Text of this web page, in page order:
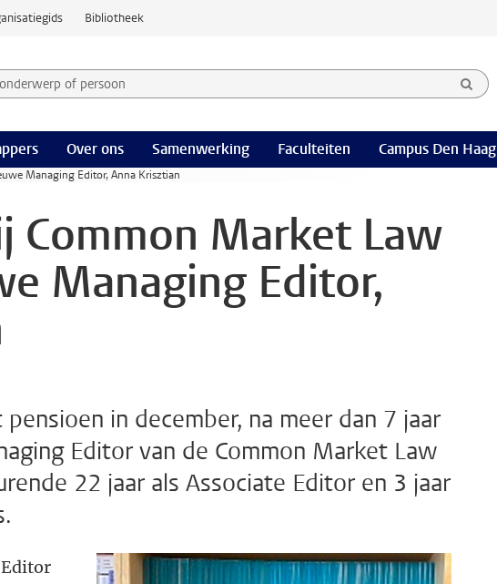
Bibliotheek
of persoon en selecteer categorie
Over ons Samenwerking Faculteiten Campus Den Haag
Managing Editor, Anna Krisztian
Common Market Law
Managing Editor,
in december, na meer dan 7 jaar
Editor van de Common Market Law
22 jaar als Associate Editor en 3 jaar